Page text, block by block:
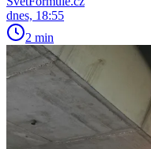
dnes, 18:55
2 min